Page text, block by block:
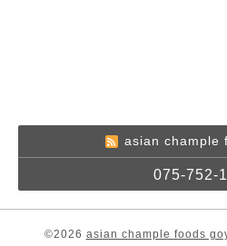
asian chample
075-752-
©2026 asian chample foods